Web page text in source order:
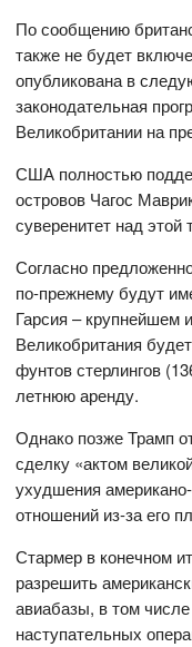
По сообщению
также не будет
опубликована в
законодательная
Великобритании на
США полностью
островов Чагос
суверенитет над этой
Согласно
по-прежнему будут
Гарсия – крупнейшем
Великобритания
фунтов стерлингов
летнюю аренду.
Однако позже Трамп
сделку «актом
ухудшения
отношений из-за его
Стармер в конечном
разрешить
авиабазы, в том
наступательных